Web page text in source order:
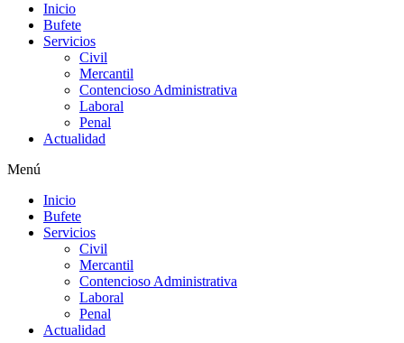
Inicio
Bufete
Servicios
Civil
Mercantil
Contencioso Administrativa
Laboral
Penal
Actualidad
Menú
Inicio
Bufete
Servicios
Civil
Mercantil
Contencioso Administrativa
Laboral
Penal
Actualidad